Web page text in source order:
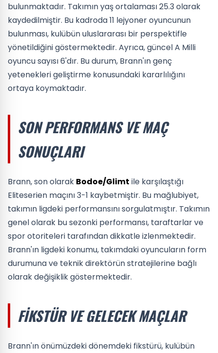
bulunmaktadır. Takımın yaş ortalaması 25.3 olarak
kaydedilmiştir. Bu kadroda 11 lejyoner oyuncunun
bulunması, kulübün uluslararası bir perspektifle
yönetildiğini göstermektedir. Ayrıca, güncel A Milli
oyuncu sayısı 6'dır. Bu durum, Brann'ın genç
yetenekleri geliştirme konusundaki kararlılığını
ortaya koymaktadır.
SON PERFORMANS VE MAÇ
SONUÇLARI
Brann, son olarak Bodoe/Glimt ile karşılaştığı
Eliteserien maçını 3-1 kaybetmiştir. Bu mağlubiyet,
takımın ligdeki performansını sorgulatmıştır. Takımın
genel olarak bu sezonki performansı, taraftarlar ve
spor otoriteleri tarafından dikkatle izlenmektedir.
Brann'ın ligdeki konumu, takımdaki oyuncuların form
durumuna ve teknik direktörün stratejilerine bağlı
olarak değişiklik göstermektedir.
FIKSTÜR VE GELECEK MAÇLAR
Brann'ın önümüzdeki dönemdeki fikstürü, kulübün